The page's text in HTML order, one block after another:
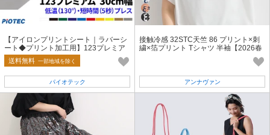
【アイロンプリントシート｜ラバーシ
ート◆プリント加工用】123プレミア
ム 30cm幅 普通色・メタリック色
送料無料 一部地域を除く
パイオテック
接触冷感 32STC天竺 86 プリント×刺
繍×箔プリント Tシャツ 半袖【2026春
アンナヴァン